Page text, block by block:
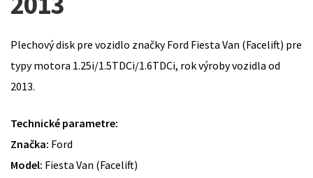
Plechový disk pre vozidlo značky Ford Fiesta Van (Facelift) pre
typy motora 1.25i/1.5TDCi/1.6TDCi, rok výroby vozidla od
2013.
Technické parametre:
Značka: Ford
Model: Fiesta Van (Facelift)